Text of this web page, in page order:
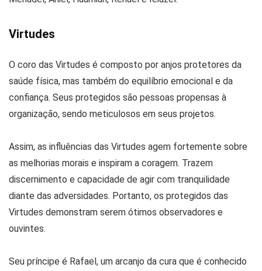
Virtudes
O coro das Virtudes é composto por anjos protetores da
saúde física, mas também do equilíbrio emocional e da
confiança. Seus protegidos são pessoas propensas à
organização, sendo meticulosos em seus projetos.
Assim, as influências das Virtudes agem fortemente sobre
as melhorias morais e inspiram a coragem. Trazem
discernimento e capacidade de agir com tranquilidade
diante das adversidades. Portanto, os protegidos das
Virtudes demonstram serem ótimos observadores e
ouvintes.
Seu príncipe é Rafael, um arcanjo da cura que é conhecido